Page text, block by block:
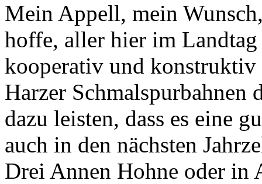
Mein Appell, mein
hoffe, aller hier im Landtag
kooperativ und konstruktiv
Harzer Schmalspurbahnen
dazu leisten, dass es eine
auch in den nächsten
Drei Annen Hohne oder in